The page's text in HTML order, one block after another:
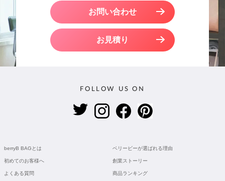
お問い合わせ
お見積り
FOLLOW US ON
berryB BAGとは ベリービーが選ばれる理由
初めてのお客様へ 創業ストーリー
よくある質問 商品ランキング